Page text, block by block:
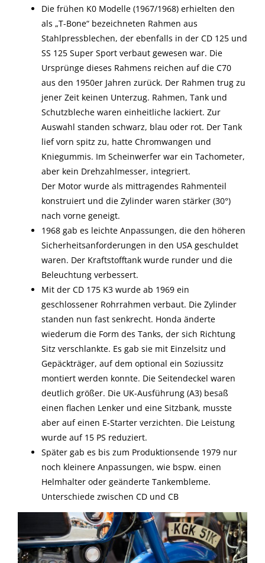
Die frühen K0 Modelle (1967/1968) erhielten den
als „T-Bone“ bezeichneten Rahmen aus
Stahlpressblechen, der ebenfalls in der CD 125 und
SS 125 Super Sport verbaut gewesen war. Die
Ursprünge dieses Rahmens reichen auf die C70
aus den 1950er Jahren zurück. Der Rahmen trug zu
jener Zeit keinen Unterzug. Rahmen, Tank und
Schutzbleche waren einheitliche lackiert. Zur
Auswahl standen schwarz, blau oder rot. Der Tank
lief vorn spitz zu, hatte Chromwangen und
Kniegummis. Im Scheinwerfer war ein Tachometer,
aber kein Drehzahlmesser, integriert.
Der Motor wurde als mittragendes Rahmenteil
konstruiert und die Zylinder waren stärker (30°)
nach vorne geneigt.
1968 gab es leichte Anpassungen, die den höheren
Sicherheitsanforderungen in den USA geschuldet
waren. Der Kraftstofftank wurde runder und die
Beleuchtung verbessert.
Mit der CD 175 K3 wurde ab 1969 ein
geschlossener Rohrrahmen verbaut. Die Zylinder
standen nun fast senkrecht. Honda änderte
wiederum die Form des Tanks, der sich Richtung
Sitz verschlankte. Es gab sie mit Einzelsitz und
Gepäckträger, auf dem optional ein Soziussitz
montiert werden konnte. Die Seitendeckel waren
deutlich größer. Die UK-Ausführung (A3) besaß
einen flachen Lenker und eine Sitzbank, musste
aber auf einen E-Starter verzichten. Die Leistung
wurde auf 15 PS reduziert.
Später gab es bis zum Produktionsende 1979 nur
noch kleinere Anpassungen, wie bspw. einen
Helmhalter oder geänderte Tankembleme.
Unterschiede zwischen CD und CB